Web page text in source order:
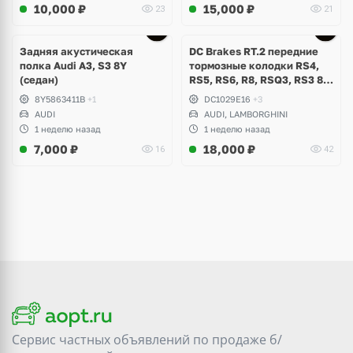
10,000 ₽ 23 15,000 ₽ 21
Задняя акустическая
полка Audi A3, S3 8Y
(седан)
8Y5863411B +1
AUDI
1 неделю назад
7,000 ₽ 16
DC Brakes RT.2 передние
тормозные колодки RS4,
RS5, RS6, R8, RSQ3, RS3 8V
(комплект 8 шт)
DC1029E16 +3
AUDI, LAMBORGHINI
1 неделю назад
18,000 ₽ 42
Сервис частных объявлений по продаже б/